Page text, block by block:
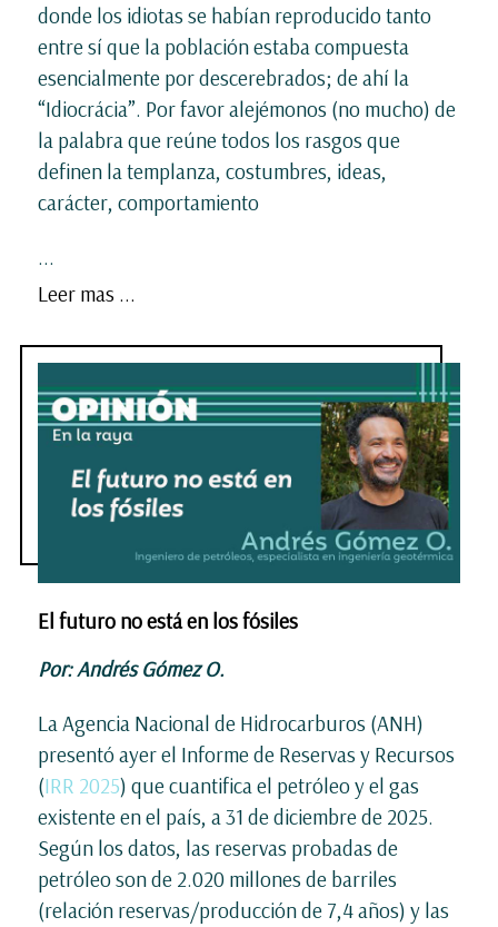
donde los idiotas se habían reproducido tanto
entre sí que la población estaba compuesta
esencialmente por descerebrados; de ahí la
“Idiocrácia”. Por favor alejémonos (no mucho) de
la palabra que reúne todos los rasgos que
definen la templanza, costumbres, ideas,
carácter, comportamiento
...
Leer mas ...
El futuro no está en los fósiles
Por: Andrés Gómez O.
La Agencia Nacional de Hidrocarburos (ANH)
presentó ayer el Informe de Reservas y Recursos
(IRR 2025) que cuantifica el petróleo y el gas
existente en el país, a 31 de diciembre de 2025.
Según los datos, las reservas probadas de
petróleo son de 2.020 millones de barriles
(relación reservas/producción de 7,4 años) y las